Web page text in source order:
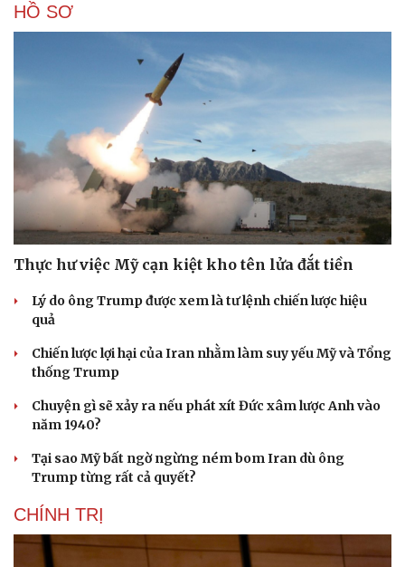
HỒ SƠ
Thực hư việc Mỹ cạn kiệt kho tên lửa đắt tiền
Lý do ông Trump được xem là tư lệnh chiến lược hiệu
quả
Chiến lược lợi hại của Iran nhằm làm suy yếu Mỹ và Tổng
thống Trump
Chuyện gì sẽ xảy ra nếu phát xít Đức xâm lược Anh vào
năm 1940?
Tại sao Mỹ bất ngờ ngừng ném bom Iran dù ông
Trump từng rất cả quyết?
CHÍNH TRỊ